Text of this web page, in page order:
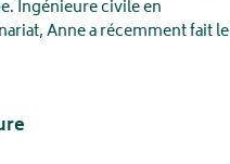
Ingénieure civile en
Anne a récemment fait le